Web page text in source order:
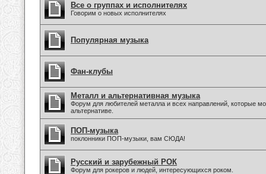
Все о группах и исполнителях
Говорим о новых исполнителях
Популярная музыка
Фан-клубы
Металл и альтернативная музыка
Форум для любителей металла и всех направлений, которые
альтернативе.
ПОП-музыка
поклонники ПОП-музыки, вам СЮДА!
Русский и зарубежный РОК
Форум для рокеров и людей, интересующихся роком.